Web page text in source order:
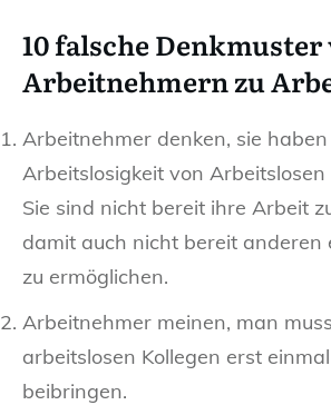
10 falsche Denkmuster
Arbeitnehmern zu
Arbeitnehmer denken, sie
Arbeitslosigkeit von Arbeitslosen
Sie sind nicht bereit ihre Arbeit
damit auch nicht bereit anderen
zu ermöglichen.
Arbeitnehmer meinen, man
arbeitslosen Kollegen erst
beibringen.